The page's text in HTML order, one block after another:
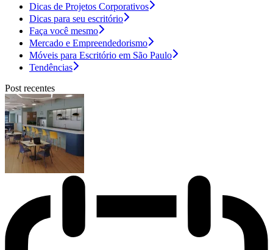
Dicas de Projetos Corporativos
Dicas para seu escritório
Faça você mesmo
Mercado e Empreendedorismo
Móveis para Escritório em São Paulo
Tendências
Post recentes